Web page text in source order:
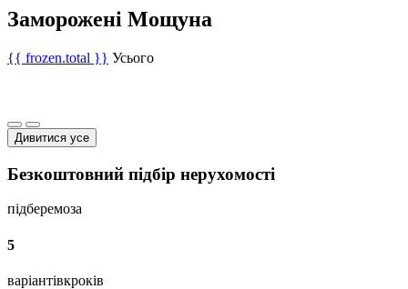
Заморожені Мощуна
{{ frozen.total }} Усього
Дивитися усе
Безкоштовний підбір нерухомості
підберемоза
5
варіантівкроків